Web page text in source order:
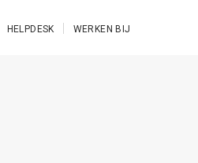
HELPDESK WERKEN BIJ